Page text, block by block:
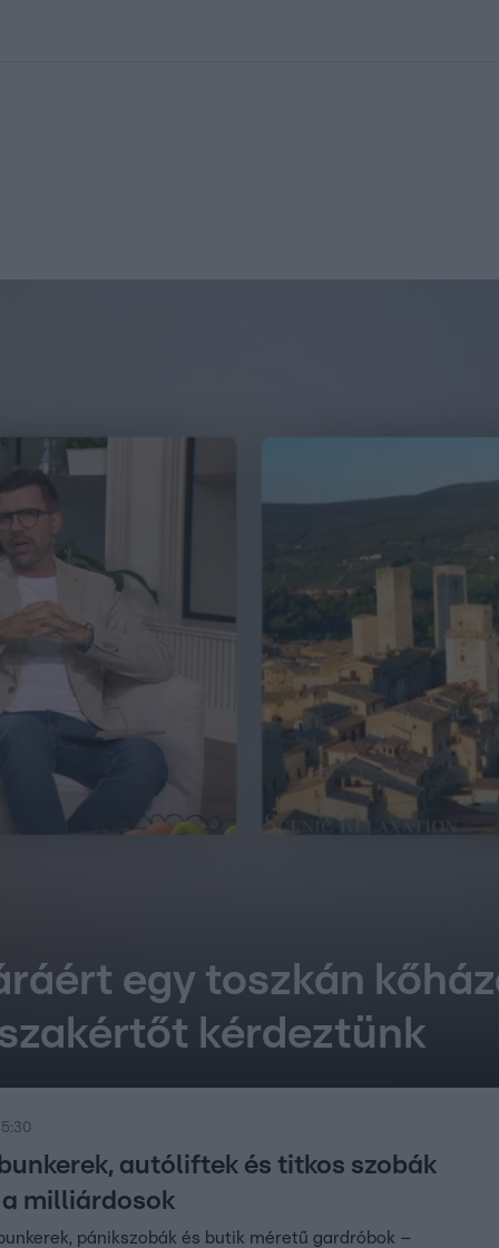
egy toszkán
kérdeztünk
autóliftek és titkos szobák
milliárdosok
pánikszobák és butik méretű gardróbok –